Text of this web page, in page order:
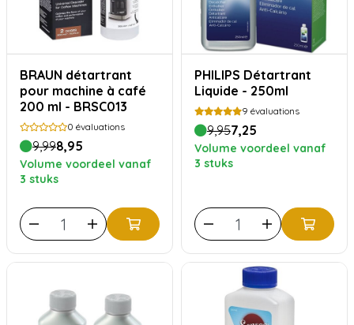
BRAUN détartrant
pour machine à café
200 ml - BRSC013
0 évaluations
9,998,95
Volume voordeel vanaf
3 stuks
PHILIPS Détartrant
Liquide - 250ml
9 évaluations
9,957,25
Volume voordeel vanaf
3 stuks